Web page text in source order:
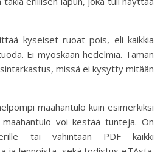
kyseiset ruoat pois, eli kaikkia
Ei myöskään hedelmiä. Tämän
missä ei kysytty mitään
maahantulo kuin esimerkiksi
maahantulo voi kestää tunteja. On
tai vähintään PDF kaikki